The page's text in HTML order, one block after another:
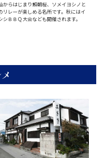
からはじまり頼朝桜、ソメイヨシノと
リレーが楽しめる名所です。秋にはイ
シＢＢＱ大会なども開催されます。